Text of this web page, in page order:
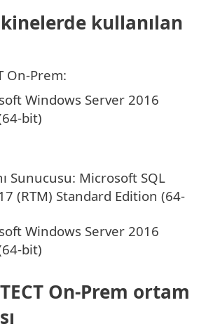
kullanılan
On-Prem:
Windows Server 2016
bit)
Sunucusu: Microsoft SQL
(RTM) Standard Edition (64-
Windows Server 2016
bit)
On-Prem ortam